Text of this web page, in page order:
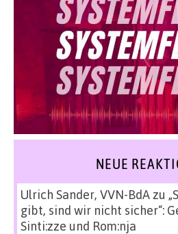
NEUE
Ulrich Sander, VVN-BdAzu
gibt, sind wir nicht sicher“:
Sinti:zze und Rom:nja